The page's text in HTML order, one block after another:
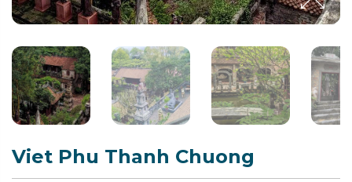
Viet Phu Thanh Chuong